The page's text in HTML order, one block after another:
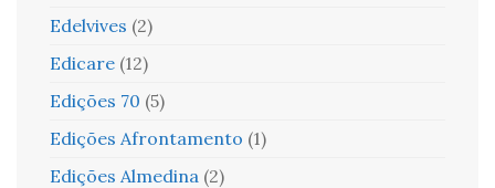
Edelvives (2)
Edicare (12)
Edições 70 (5)
Edições Afrontamento (1)
Edições Almedina (2)